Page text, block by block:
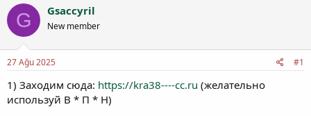
n
u
y
b
a
ş
a
ş
a
ç
t
a
G Gsaccyril
New member
27 Ağu 2025 #1
1) Заходим сюда: https://kra38----cc.ru (желательно
используй В * П * Н)